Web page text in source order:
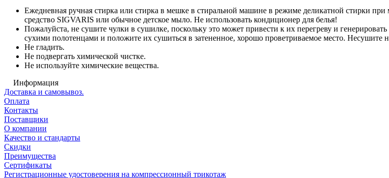
Ежедневная ручная стирка или стирка в мешке в стиральной машине в режиме деликатной стирки
средство SIGVARIS или обычное детское мыло. Не использовать кондиционер для белья!
Пожалуйста, не сушите чулки в сушилке, поскольку это может привести к их перегреву и
сухими полотенцами и положите их сушиться в затененное, хорошо проветриваемое место. Несушите
Не гладить.
Не подвергать химической чистке.
Не используйте химические вещества.
Информация
Доставка и самовывоз.
Оплата
Контакты
Поставщики
О компании
Качество и стандарты
Скидки
Преимущества
Сертификаты
Регистрационные удостоверения на компрессионный трикотаж